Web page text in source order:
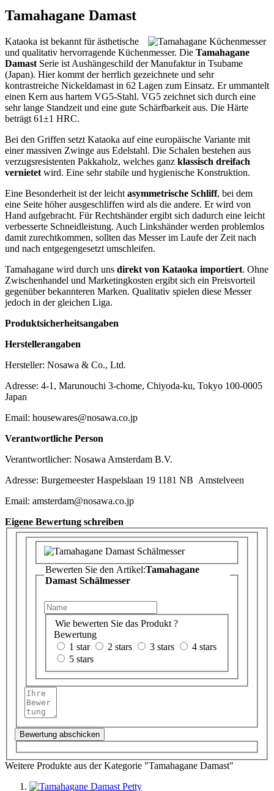
Tamahagane Damast
Kataoka ist bekannt für ästhetische
und qualitativ hervorragende Küchenmesser. Die Tamahagane
Damast Serie ist Aushängeschild der Manufaktur in Tsubame
(Japan). Hier kommt der herrlich gezeichnete und sehr
kontrastreiche Nickeldamast in 62 Lagen zum Einsatz. Er ummantelt
einen Kern aus hartem VG5-Stahl. VG5 zeichnet sich durch eine
sehr lange Standzeit und eine gute Schärfbarkeit aus. Die Härte
beträgt 61±1 HRC.
Bei den Griffen setzt Kataoka auf eine europäische Variante mit
einer massiven Zwinge aus Edelstahl. Die Schalen bestehen aus
verzugsresistenten Pakkaholz, welches ganz klassisch dreifach
vernietet wird. Eine sehr stabile und hygienische Konstruktion.
Eine Besonderheit ist der leicht asymmetrische Schliff, bei dem
eine Seite höher ausgeschliffen wird als die andere. Er wird von
Hand aufgebracht. Für Rechtshänder ergibt sich dadurch eine leicht
verbesserte Schneidleistung. Auch Linkshänder werden problemlos
damit zurechtkommen, sollten das Messer im Laufe der Zeit nach
und nach entgegengesetzt umschleifen.
Tamahagane wird durch uns direkt von Kataoka importiert. Ohne
Zwischenhandel und Marketingkosten ergibt sich ein Preisvorteil
gegenüber bekannteren Marken. Qualitativ spielen diese Messer
jedoch in der gleichen Liga.
Produktsicherheitsangaben
Herstellerangaben
Hersteller: Nosawa & Co., Ltd.
Adresse: 4-1, Marunouchi 3-chome, Chiyoda-ku, Tokyo 100-0005
Japan
Email: housewares@nosawa.co.jp
Verantwortliche Person
Verantwortlicher: Nosawa Amsterdam B.V.
Adresse: Burgemeester Haspelslaan 19 1181 NB Amstelveen
Email: amsterdam@nosawa.co.jp
Eigene Bewertung schreiben
Bewerten Sie den Artikel:Tamahagane
Damast Schälmesser
Wie bewerten Sie das Produkt ?
Bewertung
1 star
2 stars 3 stars
4 stars
5 stars
Bewertung abschicken
Weitere Produkte aus der Kategorie "Tamahagane Damast"